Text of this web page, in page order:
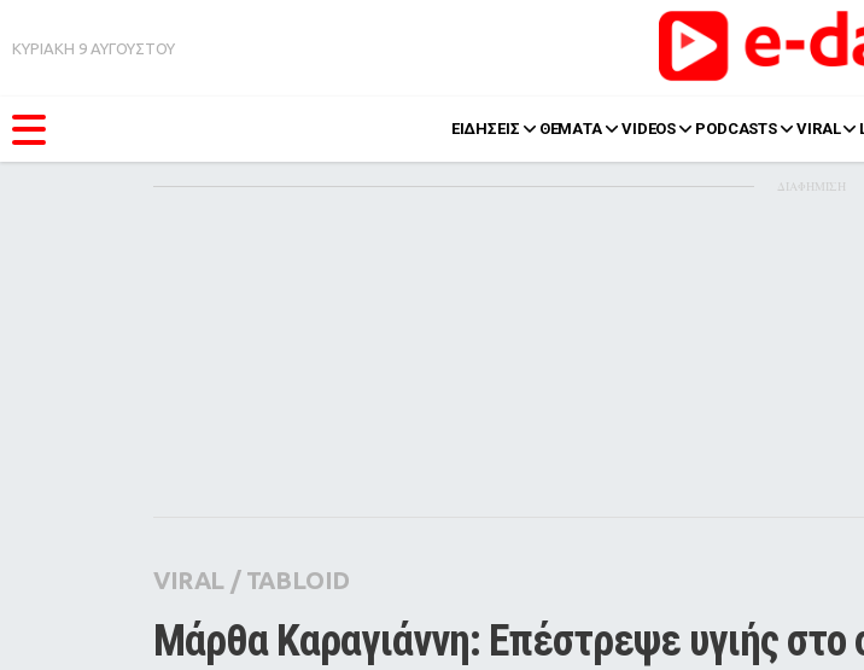
ΚΥΡΙΑΚΗ 9 ΑΥΓΟΥΣΤΟΥ
ΕΙΔΗΣΕΙΣ ΘΕΜΑΤΑ VIDEOS PODCASTS VIRAL
Pop Culture
Agenda
ΔΙΑΦΗΜΙΣΗ
VIRAL / TABLOID
Μάρθα Καραγιάννη: Επέστρεψε υγιής στο